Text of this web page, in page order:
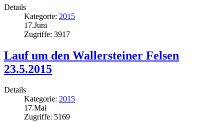
Details
Kategorie: 2015
17.Juni
Zugriffe: 3917
Lauf um den Wallersteiner Felsen
23.5.2015
Details
Kategorie: 2015
17.Mai
Zugriffe: 5169